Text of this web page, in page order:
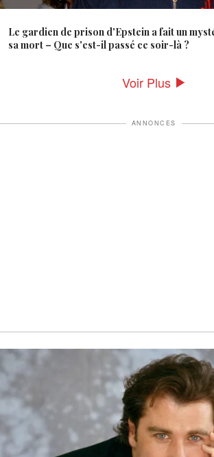
Le gardien de prison d'Epstein a fait un
sa mort – Que s'est-il passé ce soir-là ?
Voir Plus
ANNONCES